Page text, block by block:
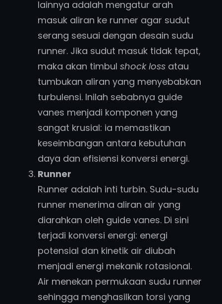
lainnya adalah mengatur arah
masuk aliran ke runner agar sudut
serang sesuai dengan desain sudu
runner. Jika sudut masuk tidak tepat,
maka akan timbul shock loss atau
tumbukan aliran yang menyebabkan
turbulensi. Inilah sebabnya guide
vanes menjadi komponen yang
sangat krusial: ia memastikan
keseimbangan antara kebutuhan
daya dan efisiensi konversi energi.
Runner
Runner adalah inti turbin. Sudu-sudu
runner menerima aliran air yang
diarahkan oleh guide vanes. Di sini
terjadi konversi energi: energi
potensial dan kinetik air diubah
menjadi energi mekanik rotasional.
Air menekan permukaan sudu runner
sehingga menghasilkan torsi yang